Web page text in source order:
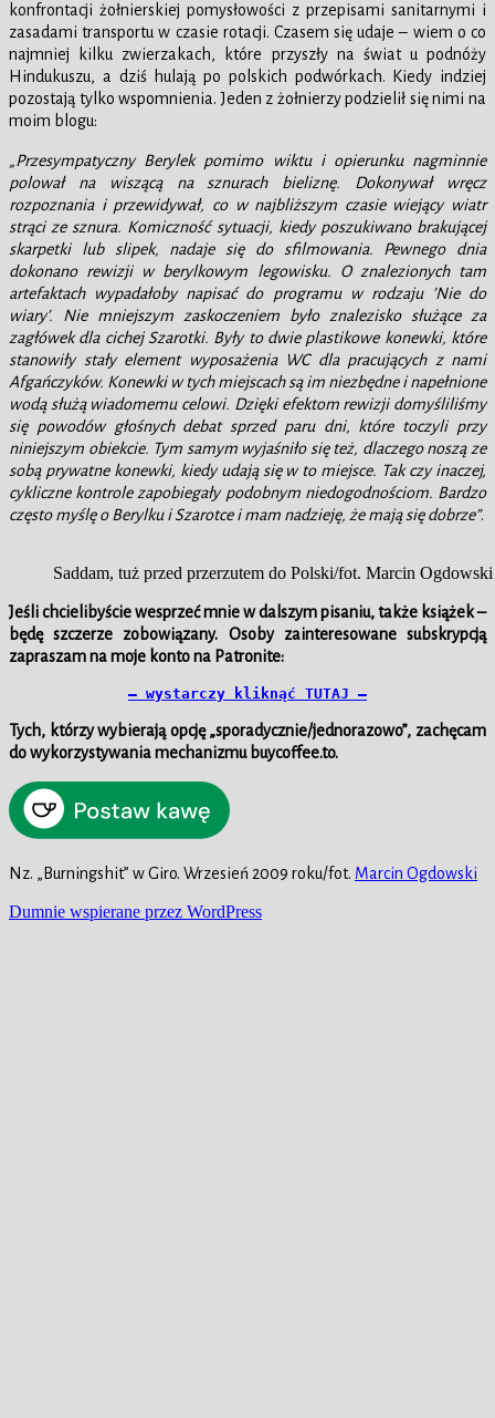
konfrontacji żołnierskiej pomysłowości z przepisami sanitarnymi i
zasadami transportu w czasie rotacji. Czasem się udaje – wiem o co
najmniej kilku zwierzakach, które przyszły na świat u podnóży
Hindukuszu, a dziś hulają po polskich podwórkach. Kiedy indziej
pozostają tylko wspomnienia. Jeden z żołnierzy podzielił się nimi na
moim blogu:
„Przesympatyczny Berylek pomimo wiktu i opierunku nagminnie
polował na wiszącą na sznurach bieliznę. Dokonywał wręcz
rozpoznania i przewidywał, co w najbliższym czasie wiejący wiatr
strąci ze sznura. Komiczność sytuacji, kiedy poszukiwano brakującej
skarpetki lub slipek, nadaje się do sfilmowania. Pewnego dnia
dokonano rewizji w berylkowym legowisku. O znalezionych tam
artefaktach wypadałoby napisać do programu w rodzaju ’Nie do
wiary’. Nie mniejszym zaskoczeniem było znalezisko służące za
zagłówek dla cichej Szarotki. Były to dwie plastikowe konewki, które
stanowiły stały element wyposażenia WC dla pracujących z nami
Afgańczyków. Konewki w tych miejscach są im niezbędne i napełnione
wodą służą wiadomemu celowi. Dzięki efektom rewizji domyśliliśmy
się powodów głośnych debat sprzed paru dni, które toczyli przy
niniejszym obiekcie. Tym samym wyjaśniło się też, dlaczego noszą ze
sobą prywatne konewki, kiedy udają się w to miejsce. Tak czy inaczej,
cykliczne kontrole zapobiegały podobnym niedogodnościom. Bardzo
często myślę o Berylku i Szarotce i mam nadzieję, że mają się dobrze”.
Saddam, tuż przed przerzutem do Polski/fot. Marcin Ogdowski
Jeśli chcielibyście wesprzeć mnie w dalszym pisaniu, także książek –
będę szczerze zobowiązany. Osoby zainteresowane subskrypcją
zapraszam na moje konto na Patronite:
– wystarczy kliknąć TUTAJ –
Tych, którzy wybierają opcję „sporadycznie/jednorazowo”, zachęcam
do wykorzystywania mechanizmu buycoffee.to.
Nz. „Burningshit” w Giro. Wrzesień 2009 roku/fot. Marcin Ogdowski
Dumnie wspierane przez WordPress